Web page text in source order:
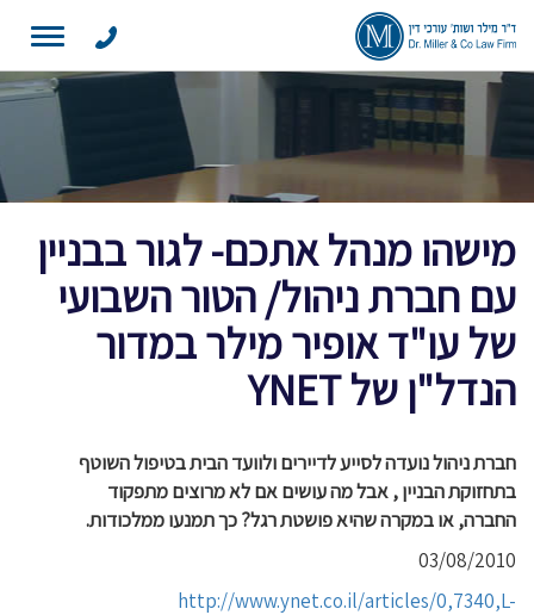
Toggle
מישהו מנהל אתכם- לגור בבניין
עם חברת ניהול/ הטור השבועי
של עו"ד אופיר מילר במדור
הנדל"ן של YNET
חברת ניהול נועדה לסייע לדיירים ולוועד הבית בטיפול השוטף
בתחזוקת הבניין , אבל מה עושים אם לא מרוצים מתפקוד
החברה, או במקרה שהיא פושטת רגל? כך תמנעו ממלכודות.
03/08/2010
http://www.ynet.co.il/articles/0,7340,L-